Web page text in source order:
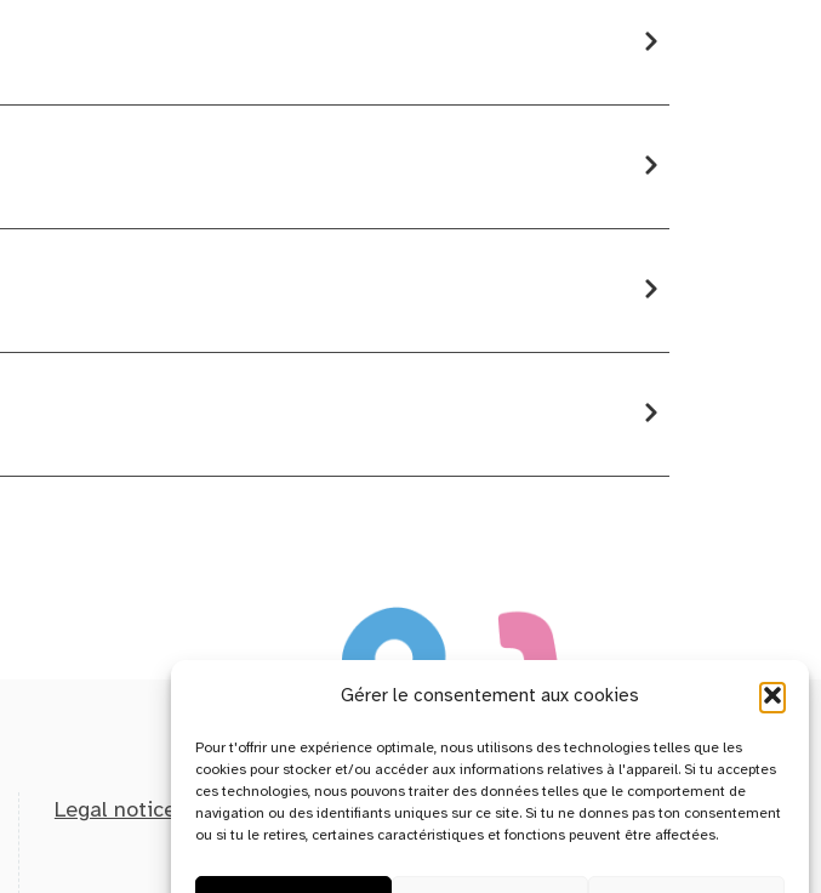
Gérer le consentement aux cookies
Pour t'offrir une expérience optimale, nous utilisons des technologies telles que les
cookies pour stocker et/ou accéder aux informations relatives à l'appareil. Si tu acceptes
ces technologies, nous pouvons traiter des données telles que le comportement de
navigation ou des identifiants uniques sur ce site. Si tu ne donnes pas ton consentement
ou si tu le retires, certaines caractéristiques et fonctions peuvent être affectées.
Legal notice